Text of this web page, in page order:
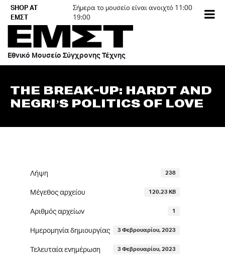
Skip
content
SHOP AT
ΕΜΣΤ
Σήμερα το μουσείο είναι ανοιχτό 11:00 -
19:00
Εθνικό Μουσείο Σύγχρονης Τέχνης
THE BREAK-­UP: HARDT AND
NEGRI’S POLITICS OF LOVE
Λήψη 238
Μέγεθος αρχείου 120.23 KB
Αριθμός αρχείων 1
Ημερομηνία δημιουργίας 3 Φεβρουαρίου, 2023
Τελευταία ενημέρωση 3 Φεβρουαρίου, 2023